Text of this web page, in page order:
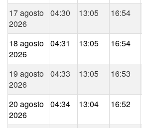
17 agosto
2026
04:30 13:05 16:54
18 agosto
2026
04:31 13:05 16:54
19 agosto
2026
04:33 13:05 16:53
20 agosto
2026
04:34 13:04 16:52